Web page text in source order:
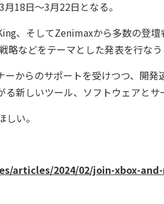
18日～3月22日となる。
、そしてZenimaxから多数の登壇
などをテーマとした発表を行なう
からのサポートを受けつつ、開発
新しいツール、ソフトウェアとサ
い。
articles/2024/02/join-xbox-